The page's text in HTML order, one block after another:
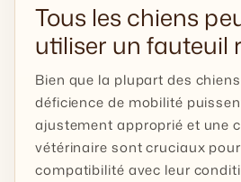
Tous les chiens
utiliser un fauteuil
Bien que la plupart des
déficience de mobilité
ajustement approprié et une
vétérinaire sont cruciaux
compatibilité avec leur